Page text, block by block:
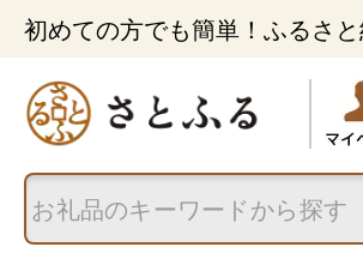
初めての方でも簡単！ふるさと